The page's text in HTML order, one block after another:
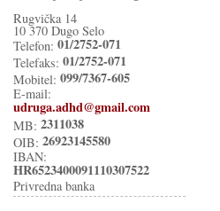
Rugvička 14
10 370 Dugo Selo
Telefon: 01/2752-071
Telefaks: 01/2752-071
Mobitel: 099/7367-605
E-mail:
udruga.adhd@gmail.com
MB: 2311038
OIB: 26923145580
IBAN:
HR6523400091110307522
Privredna banka